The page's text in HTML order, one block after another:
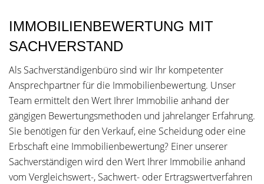
IMMOBILIENBEWERTUNG MIT
SACHVERSTAND
Als Sachverständigenbüro sind wir Ihr kompetenter
Ansprechpartner für die Immobilienbewertung. Unser
Team ermittelt den Wert Ihrer Immobilie anhand der
gängigen Bewertungsmethoden und jahrelanger Erfahrung.
Sie benötigen für den Verkauf, eine Scheidung oder eine
Erbschaft eine Immobilienbewertung? Einer unserer
Sachverständigen wird den Wert Ihrer Immobilie anhand
vom Vergleichswert-, Sachwert- oder Ertragswertverfahren